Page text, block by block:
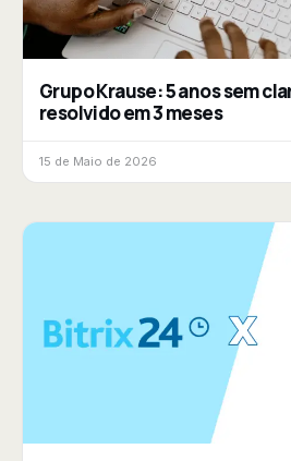
Grupo Krause: 5 anos sem
resolvido em 3 meses
15 de Maio de 2026